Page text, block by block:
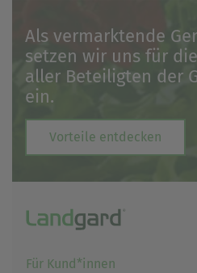
Als vermarktende
setzen wir uns für
aller Beteiligten der
ein.
Vorteile entdecken
Für Kund*innen